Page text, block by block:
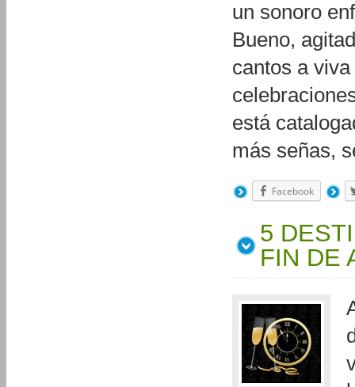
un sonoro
Bueno,
cantos a
está
más señas,
Facebook
5
FIN DE